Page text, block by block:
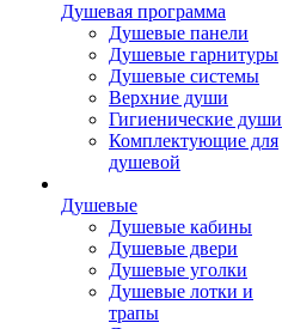
Душевая программа
Душевые панели
Душевые гарнитуры
Душевые системы
Верхние души
Гигиенические души
Комплектующие для
душевой
Душевые
Душевые кабины
Душевые двери
Душевые уголки
Душевые лотки и
трапы